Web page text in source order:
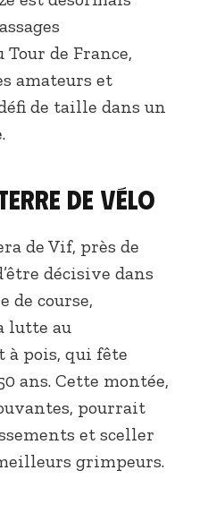
de France,
amateurs et
de taille dans un
de vélo
de Vif, près de
décisive dans
de course,
lutte au
pois, qui fête
ans. Cette montée,
pourrait
et sceller
grimpeurs.